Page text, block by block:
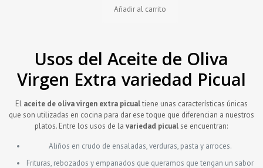
Añadir al carrito
Usos del Aceite de Oliva
Virgen Extra variedad Picual
El aceite de oliva virgen extra picualtiene unas características únicas
que son utilizadas en cocina para dar ese toque que diferencian a nuestros
platos. Entre los usos de lavariedad picualse encuentran:
Aliños en crudo de ensaladas, verduras, pasta y arroces.
Frituras, rebozados y empanados que queramos que tengan un sabor